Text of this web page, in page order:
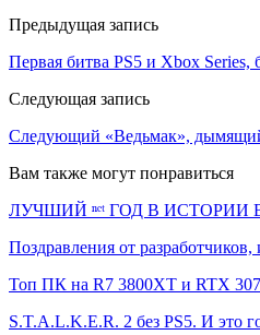
Предыдущая запись
Первая битва PS5 и Xbox
Следующая запись
Следующий «Ведьмак»,
Вам также могут понравиться
ЛУЧШИЙ ⁿᵉᵗ ГОД В ИСТОРИИ
Поздравления от
Топ ПК на R7 3800XT и RTX
S.T.A.L.K.E.R. 2 без PS5. И это